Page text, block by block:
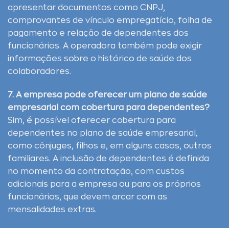
apresentar documentos como CNPJ,
comprovantes de vínculo empregatício, folha de
pagamento e relação de dependentes dos
funcionários. A operadora também pode exigir
informações sobre o histórico de saúde dos
colaboradores.
7. A empresa pode oferecer um plano de saúde
empresarial com cobertura para dependentes?
Sim, é possível oferecer cobertura para
dependentes no plano de saúde empresarial,
como cônjuges, filhos e, em alguns casos, outros
familiares. A inclusão de dependentes é definida
no momento da contratação, com custos
adicionais para a empresa ou para os próprios
funcionários, que devem arcar com as
mensalidades extras.